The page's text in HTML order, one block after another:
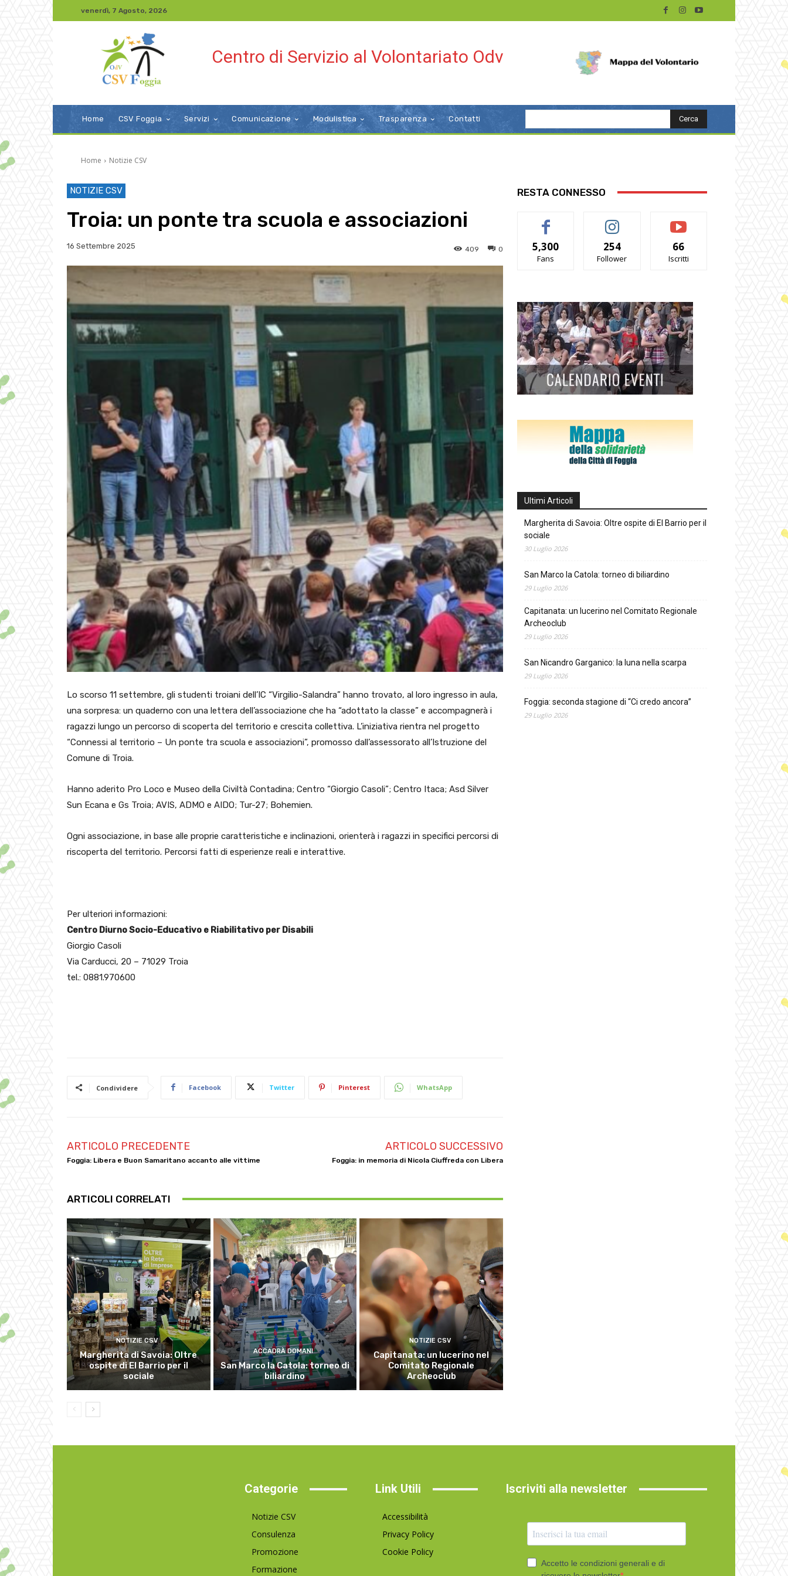
venerdì, 7 Agosto, 2026
Centro di Servizio al Volontariato Odv
Home CSV Foggia Servizi Comunicazione Modulistica Trasparenza Contatti Cerca
Home Notizie CSV
NOTIZIE CSV
Troia: un ponte tra scuola e associazioni
16 Settembre 2025 0
409
Lo scorso 11 settembre, gli studenti troiani dell’IC “Virgilio-Salandra” hanno trovato, al loro ingresso in aula,
una sorpresa: un quaderno con una lettera dell’associazione che ha “adottato la classe” e accompagnerà i
ragazzi lungo un percorso di scoperta del territorio e crescita collettiva. L’iniziativa rientra nel progetto
“Connessi al territorio – Un ponte tra scuola e associazioni”, promosso dall’assessorato all’Istruzione del
Comune di Troia.
Hanno aderito Pro Loco e Museo della Civiltà Contadina; Centro “Giorgio Casoli”; Centro Itaca; Asd Silver
Sun Ecana e Gs Troia; AVIS, ADMO e AIDO; Tur-27; Bohemien.
Ogni associazione, in base alle proprie caratteristiche e inclinazioni, orienterà i ragazzi in specifici percorsi di
riscoperta del territorio. Percorsi fatti di esperienze reali e interattive.
Per ulteriori informazioni:
Centro Diurno Socio-Educativo e Riabilitativo per Disabili
Giorgio Casoli
Via Carducci, 20 – 71029 Troia
tel.: 0881.970600
Condividere Facebook Twitter Pinterest WhatsApp
ARTICOLO PRECEDENTE
Foggia: Libera e Buon Samaritano accanto alle vittime
ARTICOLO SUCCESSIVO
Foggia: in memoria di Nicola Ciuffreda con Libera
ARTICOLI CORRELATI
NOTIZIE CSV
Margherita di Savoia: Oltre
ospite di El Barrio per il
sociale
ACCADRÀ DOMANI
San Marco la Catola: torneo di
biliardino
NOTIZIE CSV
Capitanata: un lucerino nel
Comitato Regionale
Archeoclub
RESTA CONNESSO
5,300
Fans
254
Follower
66
Iscritti
Ultimi Articoli
Margherita di Savoia: Oltre ospite di El Barrio per il
sociale
30 Luglio 2026
San Marco la Catola: torneo di biliardino
29 Luglio 2026
Capitanata: un lucerino nel Comitato Regionale
Archeoclub
29 Luglio 2026
San Nicandro Garganico: la luna nella scarpa
29 Luglio 2026
Foggia: seconda stagione di “Ci credo ancora”
29 Luglio 2026
Categorie
Notizie CSV
Consulenza
Promozione
Formazione
Link Utili
Accessibilità
Privacy Policy
Cookie Policy
Iscriviti alla newsletter